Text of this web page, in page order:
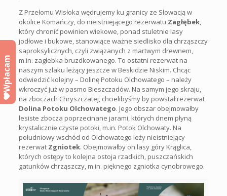
Z Przełomu Wisłoka wędrujemy ku granicy ze Słowacją w
okolice Komańczy, do nieistniejącego rezerwatu Zagłębek,
który chronić powinien wiekowe, ponad stuletnie lasy
jodłowe i bukowe, stanowiące ważne siedlisko dla chrząszczy
saproksylicznych, czyli związanych z martwym drewnem,
m.in. zagłebka bruzdkowanego. To ostatni rezerwat na
naszym szlaku leżący jeszcze w Beskidzie Niskim. Chcąc
odwiedzić kolejny – Dolinę Potoku Olchowatego – należy
wkroczyć już w pasmo Bieszczadów. Na samym jego skraju,
na zboczach Chryszczatej, chcielibyśmy by powstał rezerwat
Dolina Potoku Olchowatego. Jego obszar obejmowałby
lesiste zbocza poprzecinane jarami, których dnem płyną
krystalicznie czyste potoki, m.in. Potok Olchowaty. Na
południowy wschód od Olchowatego leży nieistniejący
rezerwat Zgniotek. Obejmowałby on lasy góry Krąglica,
których ostępy to kolejna ostoja rzadkich, puszczańskich
gatunków chrząszczy, m.in. pięknego zgniotka cynobrowego.
Wpłacam